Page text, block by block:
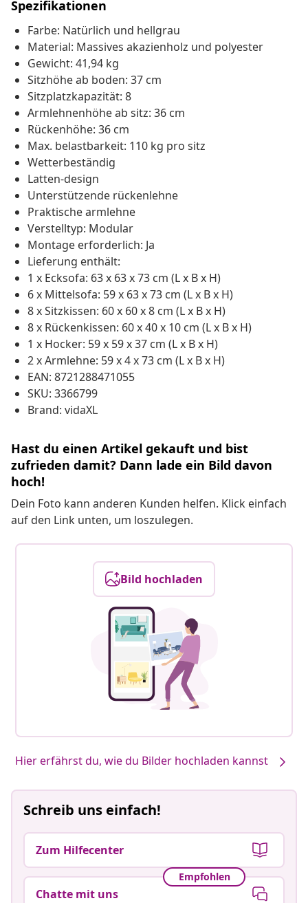
Spezifikationen
Farbe: Natürlich und hellgrau
Material: Massives akazienholz und polyester
Gewicht: 41,94 kg
Sitzhöhe ab boden: 37 cm
Sitzplatzkapazität: 8
Armlehnenhöhe ab sitz: 36 cm
Rückenhöhe: 36 cm
Max. belastbarkeit: 110 kg pro sitz
Wetterbeständig
Latten-design
Unterstützende rückenlehne
Praktische armlehne
Verstelltyp: Modular
Montage erforderlich: Ja
Lieferung enthält:
1 x Ecksofa: 63 x 63 x 73 cm (L x B x H)
6 x Mittelsofa: 59 x 63 x 73 cm (L x B x H)
8 x Sitzkissen: 60 x 60 x 8 cm (L x B x H)
8 x Rückenkissen: 60 x 40 x 10 cm (L x B x H)
1 x Hocker: 59 x 59 x 37 cm (L x B x H)
2 x Armlehne: 59 x 4 x 73 cm (L x B x H)
EAN: 8721288471055
SKU: 3366799
Brand: vidaXL
Hast du einen Artikel gekauft und bist
zufrieden damit? Dann lade ein Bild davon
hoch!
Dein Foto kann anderen Kunden helfen. Klick einfach
auf den Link unten, um loszulegen.
Bild hochladen
Hier erfährst du, wie du Bilder hochladen kannst
Schreib uns einfach!
Zum Hilfecenter
Empfohlen
Chatte mit uns